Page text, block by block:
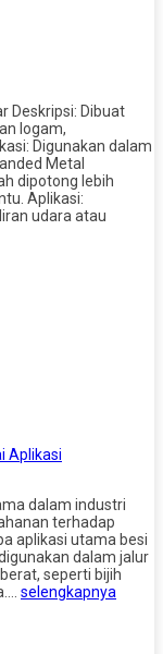
Deskripsi: Dibuat
logam,
Digunakan dalam
Metal
dipotong lebih
Aplikasi:
udara atau
Aplikasi
dalam industri
terhadap
aplikasi utama besi
dalam jalur
seperti bijih
selengkapnya